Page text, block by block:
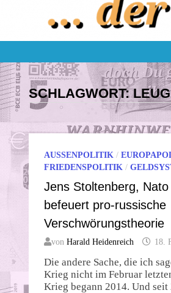
SCHLAGWORT:
AUSSENPOLITIK /
FRIEDENSPOLITIK /
Jens Stoltenberg,
befeuert pro-russische
Verschwörungstheorie
von Harald Heidenreich 18.
Die andere Sache, die ich
Krieg nicht im Februar
Krieg begann 2014. Und